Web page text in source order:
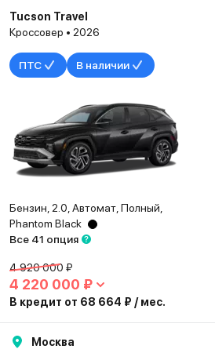
Tucson Travel
Кроссовер • 2026
ПТС В наличии
Бензин, 2.0, Автомат, Полный,
Phantom Black
Все 41 опция
4 920 000 ₽
4 220 000 ₽
В кредит от 68 664 ₽ / мес.
Москва